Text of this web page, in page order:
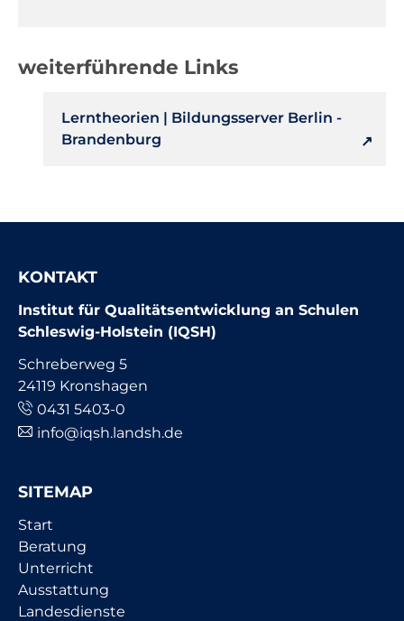
weiterführende Links
Lerntheorien | Bildungsserver Berlin -
Brandenburg
KONTAKT
Institut für Qualitätsentwicklung an Schulen
Schleswig-Holstein (IQSH)
Schreberweg 5
24119 Kronshagen
0431 5403-0
info@iqsh.landsh.de
SITEMAP
Navigation
überspringen
Start
Beratung
Unterricht
Ausstattung
Landesdienste